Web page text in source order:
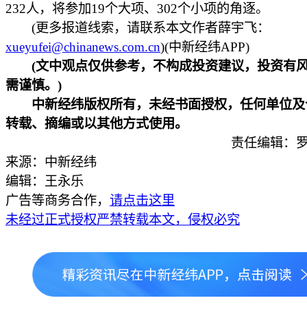
232人，将参加19个大项、302个小项的角逐。
(更多报道线索，请联系本文作者薛宇飞：
xueyufei@chinanews.com.cn)(中新经纬APP)
(文中观点仅供参考，不构成投资建议，投资有
需谨慎。)
中新经纬版权所有，未经书面授权，任何单位
转载、摘编或以其他方式使用。
责任编辑：
来源：中新经纬
编辑：王永乐
广告等商务合作， 请点击这里
未经过正式授权严禁转载本文，侵权必究